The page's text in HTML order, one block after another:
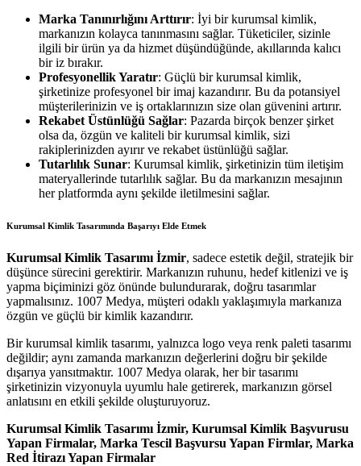
Marka Tanınırlığını Arttırır: İyi bir kurumsal kimlik,
markanızın kolayca tanınmasını sağlar. Tüketiciler, sizinle
ilgili bir ürün ya da hizmet düşündüğünde, akıllarında kalıcı
bir iz bırakır.
Profesyonellik Yaratır: Güçlü bir kurumsal kimlik,
şirketinize profesyonel bir imaj kazandırır. Bu da potansiyel
müşterilerinizin ve iş ortaklarınızın size olan güvenini artırır.
Rekabet Üstünlüğü Sağlar: Pazarda birçok benzer şirket
olsa da, özgün ve kaliteli bir kurumsal kimlik, sizi
rakiplerinizden ayırır ve rekabet üstünlüğü sağlar.
Tutarlılık Sunar: Kurumsal kimlik, şirketinizin tüm iletişim
materyallerinde tutarlılık sağlar. Bu da markanızın mesajının
her platformda aynı şekilde iletilmesini sağlar.
Kurumsal Kimlik Tasarımında Başarıyı Elde Etmek
Kurumsal Kimlik Tasarımı İzmir, sadece estetik değil, stratejik bir
düşünce sürecini gerektirir. Markanızın ruhunu, hedef kitlenizi ve iş
yapma biçiminizi göz önünde bulundurarak, doğru tasarımlar
yapmalısınız. 1007 Medya, müşteri odaklı yaklaşımıyla markanıza
özgün ve güçlü bir kimlik kazandırır.
Bir kurumsal kimlik tasarımı, yalnızca logo veya renk paleti tasarımı
değildir; aynı zamanda markanızın değerlerini doğru bir şekilde
dışarıya yansıtmaktır. 1007 Medya olarak, her bir tasarımı
şirketinizin vizyonuyla uyumlu hale getirerek, markanızın görsel
anlatısını en etkili şekilde oluşturuyoruz.
Kurumsal Kimlik Tasarımı İzmir, Kurumsal Kimlik Başvurusu
Yapan Firmalar, Marka Tescil Başvursu Yapan Firmlar, Marka
Red İtirazı Yapan Firmalar